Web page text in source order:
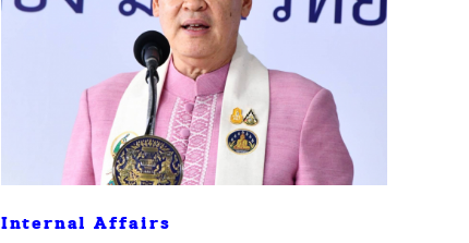
Internal Affairs